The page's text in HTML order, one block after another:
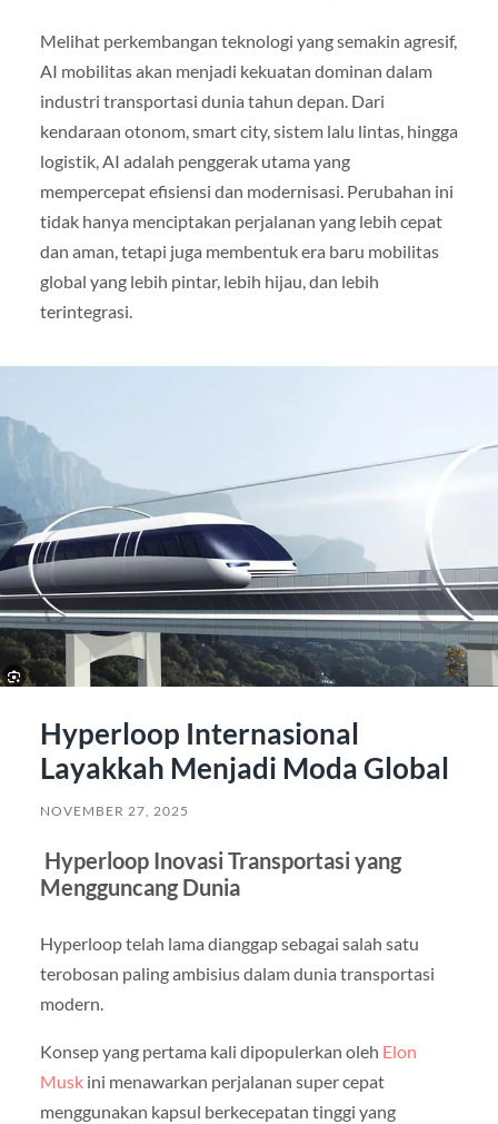
Melihat perkembangan teknologi yang semakin agresif,
AI mobilitas akan menjadi kekuatan dominan dalam
industri transportasi dunia tahun depan. Dari
kendaraan otonom, smart city, sistem lalu lintas, hingga
logistik, AI adalah penggerak utama yang
mempercepat efisiensi dan modernisasi. Perubahan ini
tidak hanya menciptakan perjalanan yang lebih cepat
dan aman, tetapi juga membentuk era baru mobilitas
global yang lebih pintar, lebih hijau, dan lebih
terintegrasi.
Hyperloop Internasional
Layakkah Menjadi Moda Global
NOVEMBER 27, 2025
Hyperloop Inovasi Transportasi yang
Mengguncang Dunia
Hyperloop telah lama dianggap sebagai salah satu
terobosan paling ambisius dalam dunia transportasi
modern.
Konsep yang pertama kali dipopulerkan oleh Elon
Muskini menawarkan perjalanan super cepat
menggunakan kapsul berkecepatan tinggi yang